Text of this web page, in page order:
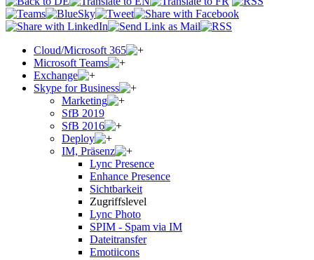
Cloud/Microsoft 365
Microsoft Teams
Exchange
Skype for Business
Marketing
SfB 2019
SfB 2016
Deploy
IM, Präsenz
Lync Presence
Enhance Presence
Sichtbarkeit
Zugriffslevel
Lync Photo
SPIM - Spam via IM
Dateitransfer
Emotiicons